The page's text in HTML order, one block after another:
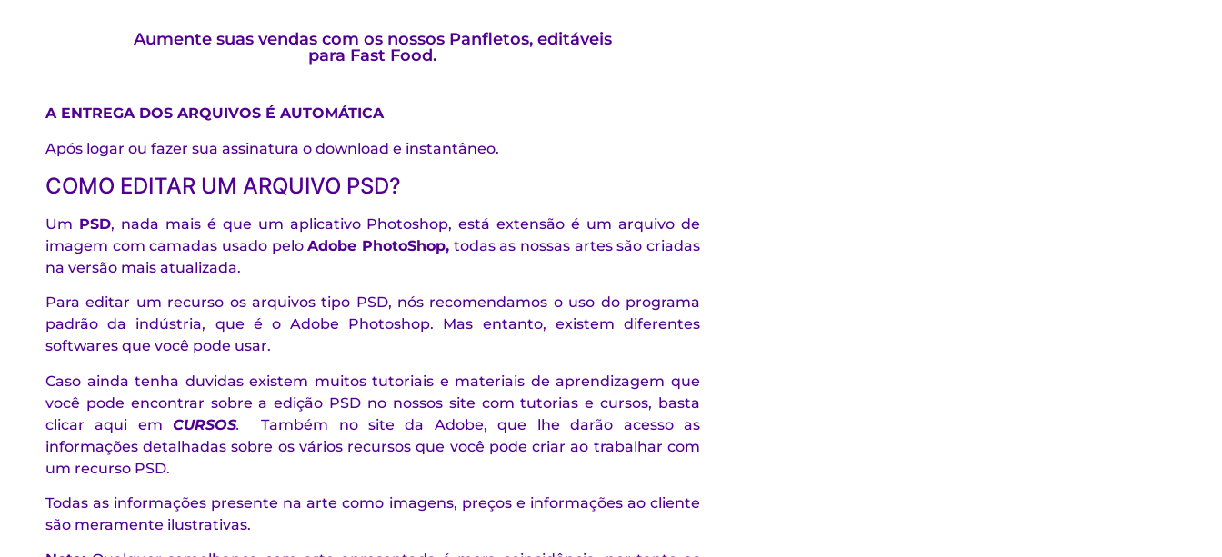
Aumente suas vendas com os nossos Panfletos, editáveis
para Fast Food.
A ENTREGA DOS ARQUIVOS É AUTOMÁTICA
Após logar ou fazer sua assinatura o download e instantâneo.
COMO EDITAR UM ARQUIVO PSD?
Um PSD, nada mais é que um aplicativo Photoshop, está extensão é um arquivo de
imagem com camadas usado peloAdobe PhotoShop, todas as nossas artes são criadas
na versão mais atualizada.
Para editar um recurso os arquivos tipo PSD, nós recomendamos o uso do programa
padrão da indústria, que é o Adobe Photoshop. Mas entanto, existem diferentes
softwares que você pode usar.
Caso ainda tenha duvidas existem muitos tutoriais e materiais de aprendizagem que
você pode encontrar sobre a edição PSD no nossos site com tutorias e cursos, basta
clicar aqui emCURSOS. Também no site da Adobe, que lhe darão acesso as
informações detalhadas sobre os vários recursos que você pode criar ao trabalhar com
um recurso PSD.
Todas as informações presente na arte como imagens, preços e informações ao cliente
são meramente ilustrativas.